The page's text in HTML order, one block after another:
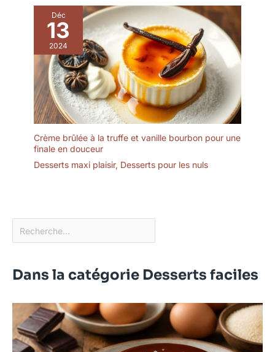
Déc
13
2024
Crème brûlée à la truffe et vanille bourbon pour une
finale en douceur
Desserts maxi plaisir, Desserts pour les nuls
Dans la catégorie Desserts faciles